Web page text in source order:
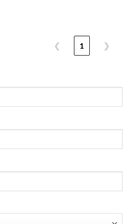
❮ 1 ❯